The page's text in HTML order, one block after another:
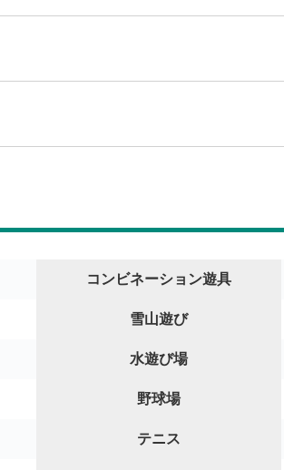
コンビネーション遊具
雪山遊び
水遊び場
野球場
テニス